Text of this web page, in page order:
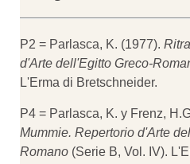
P2 = Parlasca, K. (1977).
d'Arte dell'Egitto Greco-
L'Erma di Bretschneider.
P4 = Parlasca, K. y Frenz,
Mummie. Repertorio d'Arte
Romano (Serie B, Vol. IV).